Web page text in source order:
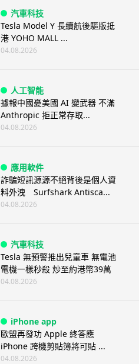
汽車科技
Tesla Model Y 長續航後驅版抵
港 YOHO MALL ...
04.08.2026
人工智能
據報中國憂美國 AI 變武器 不滿
Anthropic 拒正常存取...
04.08.2026
應用軟件
詐騙短訊源源不絕背後是個人資
料外洩 Surfshark Antisca...
04.08.2026
汽車科技
Tesla 無預警推出兒童車 無電池
電機一樣秒殺 炒至約港幣39萬
04.08.2026
iPhone app
歐盟再發功 Apple 終答應
iPhone 跨機剪貼簿將可貼 ...
04.08.2026